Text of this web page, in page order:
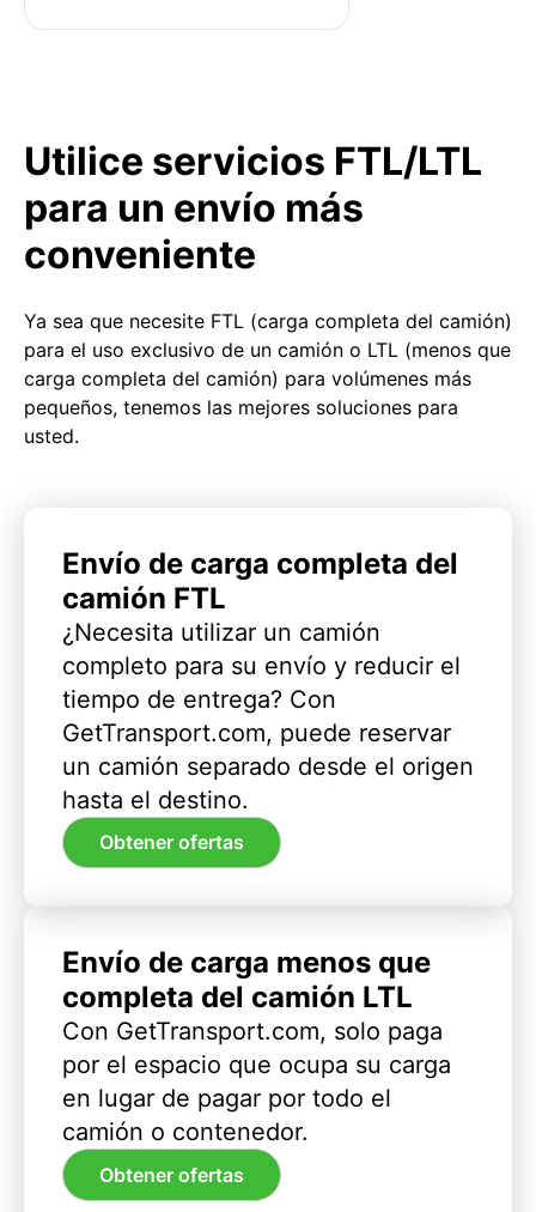
Utilice servicios FTL/LTL
para un envío más
conveniente
Ya sea que necesite FTL (carga completa del camión)
para el uso exclusivo de un camión o LTL (menos que
carga completa del camión) para volúmenes más
pequeños, tenemos las mejores soluciones para
usted.
Envío de carga completa del
camión FTL
¿Necesita utilizar un camión
completo para su envío y reducir el
tiempo de entrega? Con
GetTransport.com, puede reservar
un camión separado desde el origen
hasta el destino.
Obtener ofertas
Envío de carga menos que
completa del camión LTL
Con GetTransport.com, solo paga
por el espacio que ocupa su carga
en lugar de pagar por todo el
camión o contenedor.
Obtener ofertas